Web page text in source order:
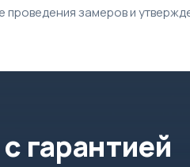
проведения замеров и
гарантией